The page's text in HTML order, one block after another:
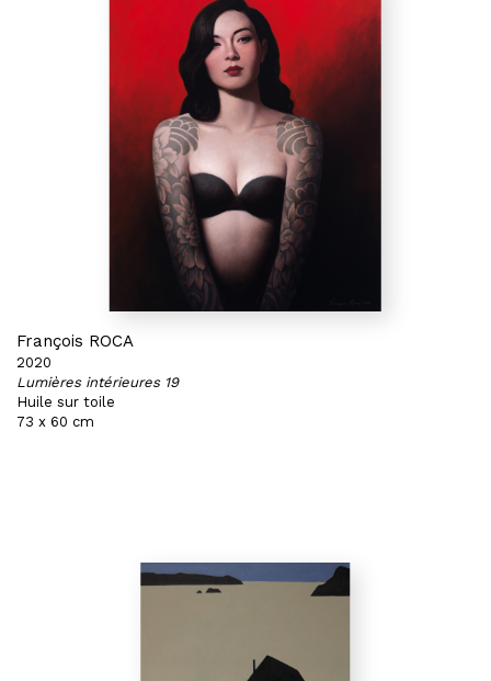
François ROCA
2020
Lumières intérieures 19
Huile sur toile
73 x 60 cm